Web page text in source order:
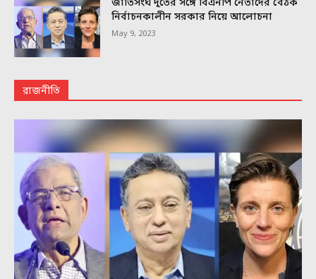
জাতিসংঘ দূতের সঙ্গে বিএনপি নেতাদের বৈঠক
নির্বাচনকালীন সরকার নিয়ে আলোচনা
May 9, 2023
রাজনীতি